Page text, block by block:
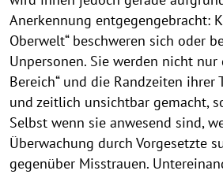
Anerkennung entgegengebracht:
Oberwelt“ beschweren sich oder
Unpersonen. Sie werden nicht nur
Bereich“ und die Randzeiten
und zeitlich unsichtbar gemacht,
Selbst wenn sie anwesend sind,
Überwachung durch Vorgesetzte
gegenüber Misstrauen.